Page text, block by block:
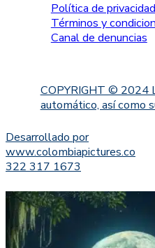
Política de privacidad
Términos y
Canal de denuncias
COPYRIGHT © 2024
automático, así como
Desarrollado por
www.colombiapictures.co
322 317 1673